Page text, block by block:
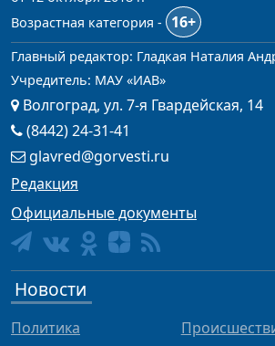
Возрастная категория -
16+
Главный редактор: Гладкая Наталия
Учредитель: МАУ «ИАВ»
Волгоград, ул. 7-я Гвардейская, 14
(8442) 24-31-41
glavred@gorvesti.ru
Редакция
Официальные документы
Новости
Политика